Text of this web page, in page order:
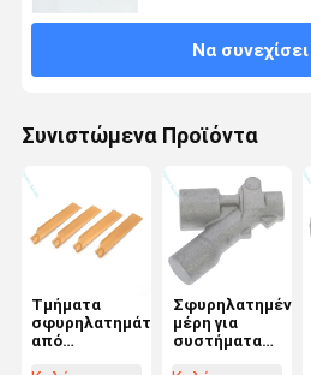
Να συνεχίσει
Συνιστώμενα Προϊόντα
Τμήματα
σφυρηλατημάτων
από
Σφυρηλατημένα
μέρη για
συστήματα